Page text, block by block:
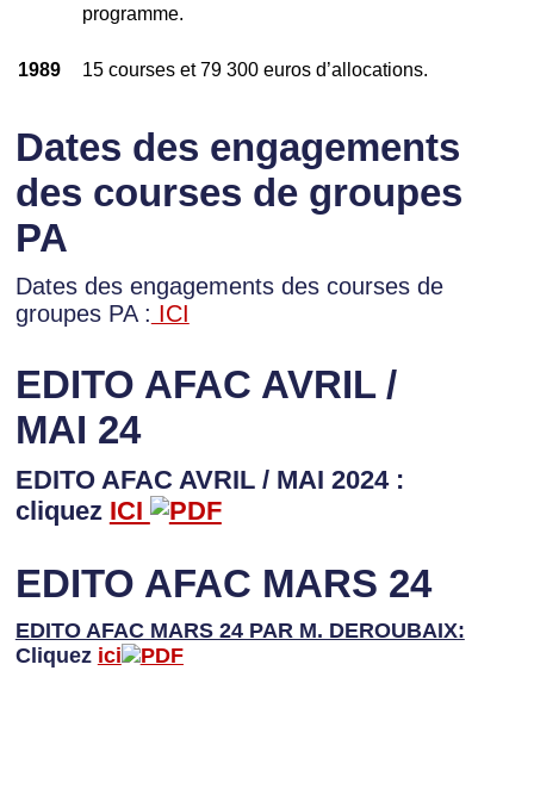
programme.
1989 15 courses et 79 300 euros d’allocations.
Dates des engagements
des courses de groupes
PA
Dates des engagements des courses de
groupes PA : ICI
EDITO AFAC AVRIL /
MAI 24
EDITO AFAC AVRIL / MAI 2024 :
cliquez ICI
EDITO AFAC MARS 24
EDITO AFAC MARS 24 PAR M. DEROUBAIX:
Cliquez ici